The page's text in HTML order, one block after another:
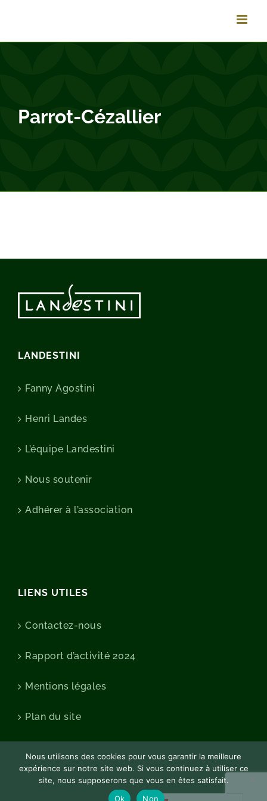
contenu
Parrot-Cézallier
LANDESTINI
Fanny Agostini
Henri Landes
L’équipe Landestini
Nous soutenir
Adhérer à l’association
LIENS UTILES
Contactez-nous
Rapport d’activité 2024
Mentions légales
Plan du site
Nous utilisons des cookies pour vous garantir la meilleure
expérience sur notre site web. Si vous continuez à utiliser ce
site, nous supposerons que vous en êtes satisfait.
Ok
Non